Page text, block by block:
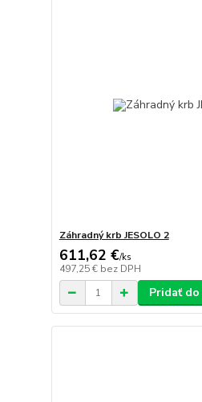
Záhradný krb JESOLO 2
611,62 €/ks
497,25 € bez DPH
Pridať